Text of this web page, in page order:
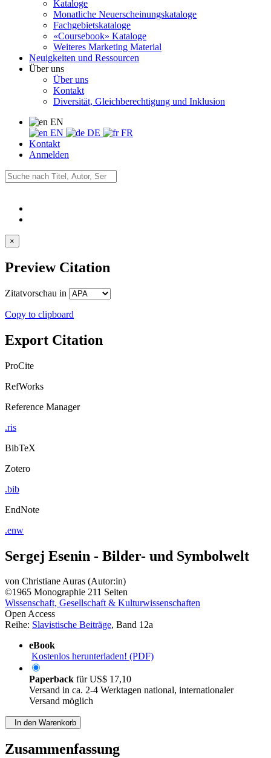
Kataloge
Monatliche Neuerscheinungskataloge
Fachgebietskataloge
«Coursebook» Kataloge
Weiteres Marketing Material
Neuigkeiten und Ressourcen
Über uns
Über uns
Kontakt
Diversität, Gleichberechtigung und Inklusion
EN
EN
DE
FR
Kontakt
Anmelden
×
Preview Citation
Zitatvorschau in
Copy to clipboard
Export Citation
ProCite
RefWorks
Reference Manager
.ris
BibTeX
Zotero
.bib
EndNote
.enw
Sergej Esenin - Bilder- und Symbolwelt
von Christiane Auras (Autor:in)
©1965 Monographie 211 Seiten
Wissenschaft, Gesellschaft & Kulturwissenschaften
Open Access
Reihe: Slavistische Beiträge, Band 12a
eBook
Kostenlos herunterladen! (PDF)
Paperback fürUS$ 17,10
Versand in ca. 2-4 Werktagen national, internationaler
Versand möglich
In den Warenkorb
Zusammenfassung